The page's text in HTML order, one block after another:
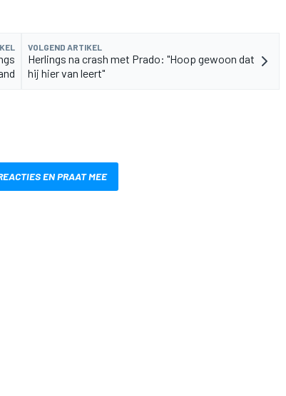
VOLGEND ARTIKEL
Herlings na crash met Prado: "Hoop gewoon dat
hij hier van leert"
EN PRAAT MEE